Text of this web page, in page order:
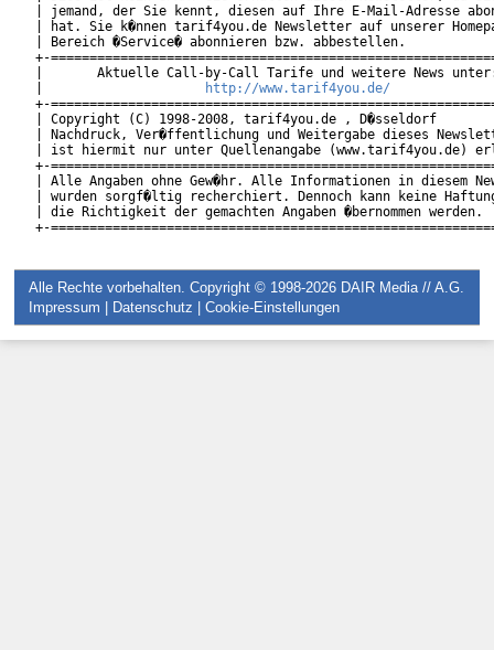
| jemand, der Sie kennt, diesen auf Ihre E-Mail-Adresse
| hat. Sie k�nnen tarif4you.de Newsletter auf unserer
| Bereich �Service� abonnieren bzw. abbestellen.
+-
|       Aktuelle Call-by-Call Tarife und weitere News
http://www.tarif4you.de/
+-
| Copyright (C) 1998-2008, tarif4you.de , D�sseldorf
| Nachdruck, Ver�ffentlichung und Weitergabe dieses
| ist hiermit nur unter Quellenangabe (www.tarif4you.de)
+-
| Alle Angaben ohne Gew�hr. Alle Informationen in diesem
| wurden sorgf�ltig recherchiert. Dennoch kann keine
| die Richtigkeit der gemachten Angaben �bernommen
Alle Rechte vorbehalten. Copyright © 1998-2026 DAIR Media // A.G.
Impressum | Datenschutz | Cookie-Einstellungen